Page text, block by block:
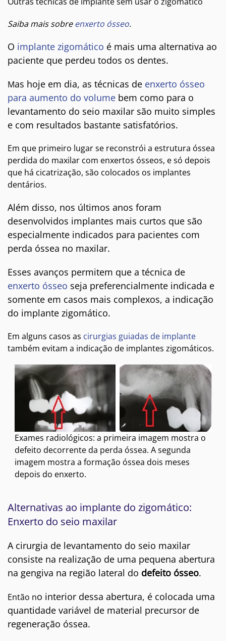
Saiba mais sobreenxerto ósseo.
O implante zigomático é mais uma alternativa ao
paciente que perdeu todos os dentes.
Mas hoje em dia, as técnicas de enxerto ósseo
para aumento do volume bem como para o
levantamento do seio maxilar são muito simples
e com resultados bastante satisfatórios.
Em que primeiro lugar se reconstrói a estrutura óssea
perdida do maxilar com enxertos ósseos, e só depois
que há cicatrização, são colocados os implantes
dentários.
Além disso, nos últimos anos foram
desenvolvidos implantes mais curtos que são
especialmente indicados para pacientes com
perda óssea no maxilar.
Esses avanços permitem que a técnica de
enxerto ósseo seja preferencialmente indicada e
somente em casos mais complexos, a indicação
do implante zigomático.
Em alguns casos as cirurgias guiadas de implante
também evitam a indicação de implantes zigomáticos.
Exames radiológicos: a primeira imagem mostra o
defeito decorrente da perda óssea. A segunda
imagem mostra a formação óssea dois meses
depois do enxerto.
Alternativas ao implante do zigomático:
Enxerto do seio maxilar
A cirurgia de levantamento do seio maxilar
consiste na realização de uma pequena abertura
na gengiva na região lateral do defeito ósseo.
Então no interior dessa abertura, é colocada uma
quantidade variável de material precursor de
regeneração óssea.